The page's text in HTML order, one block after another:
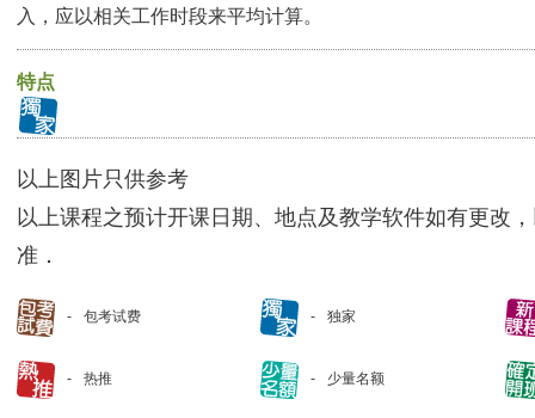
入，应以相关工作时段来平均计算。
特点
以上图片只供参考
以上课程之预计开课日期、地点及教学软件如有更改
准．
包考试费 独家
热推 少量名额